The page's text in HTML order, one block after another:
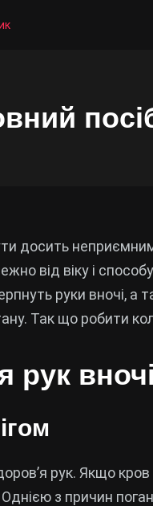
досить
від віку і
руки вночі,
Так що робити
рук вночі
рук. Якщо
з причин